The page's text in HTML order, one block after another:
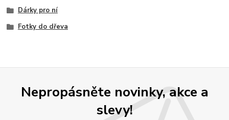
Dárky pro ní
Fotky do dřeva
Nepropásněte novinky, akce a
slevy!